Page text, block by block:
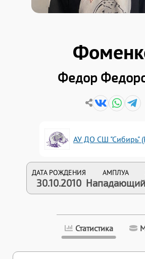
Федор
АУ ДО СШ "Сибирь"
ДАТА РОЖДЕНИЯ
30.10.2010
АМПЛУА
Нападающий
Статистика